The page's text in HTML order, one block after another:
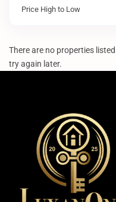
Price High to Low
There are no properties
try again later.